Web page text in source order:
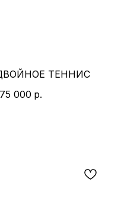
ТЕННИС
75 000 р.